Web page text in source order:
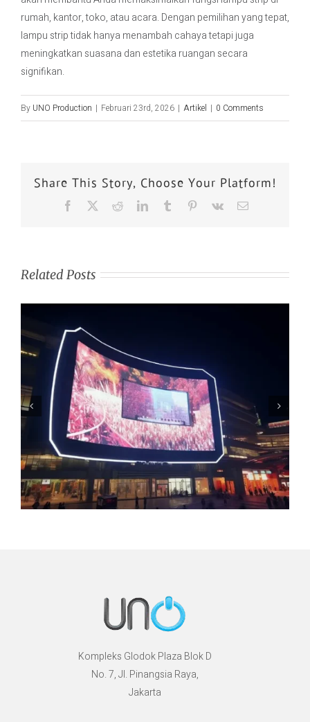
rumah, kantor, toko, atau acara. Dengan pemilihan yang tepat,
lampu strip tidak hanya menambah cahaya tetapi juga
meningkatkan suasana dan estetika ruangan secara
signifikan.
By UNO Production | Februari 23rd, 2026 | Artikel | 0 Comments
Share This Story, Choose Your Platform!
Related Posts
Kompleks Glodok Plaza Blok D
No. 7, Jl. Pinangsia Raya,
Jakarta